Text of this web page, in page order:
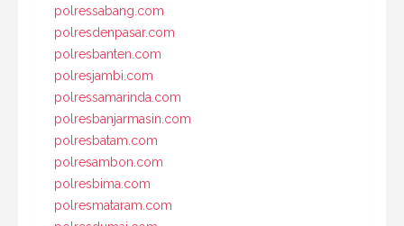
polressabang.com
polresdenpasar.com
polresbanten.com
polresjambi.com
polressamarinda.com
polresbanjarmasin.com
polresbatam.com
polresambon.com
polresbima.com
polresmataram.com